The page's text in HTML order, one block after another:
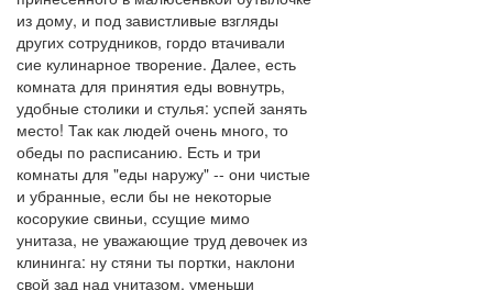
из дому, и под завистливые взгляды
других сотрудников, гордо втачивали
сие кулинарное творение. Далее, есть
комната для принятия еды вовнутрь,
удобные столики и стулья: успей занять
место! Так как людей очень много, то
обеды по расписанию. Есть и три
комнаты для "еды наружу" -- они чистые
и убранные, если бы не некоторые
косорукие свиньи, ссущие мимо
унитаза, не уважающие труд девочек из
клининга: ну стяни ты портки, наклони
свой зад над унитазом, уменьши